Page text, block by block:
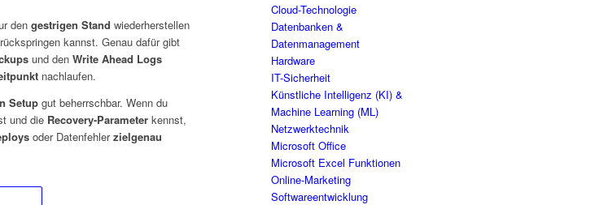
den gestrigen Stand wiederherstellen
kannst. Genau dafür gibt
und den Write Ahead Logs
nachlaufen.
Setup gut beherrschbar. Wenn du
und die Recovery-Parameter kennst,
oder Datenfehlerzielgenau
Cloud-Technologie
Datenbanken &
Datenmanagement
Hardware
IT-Sicherheit
Künstliche Intelligenz (KI) &
Machine Learning (ML)
Netzwerktechnik
Microsoft Office
Microsoft Excel Funktionen
Online-Marketing
Softwareentwicklung